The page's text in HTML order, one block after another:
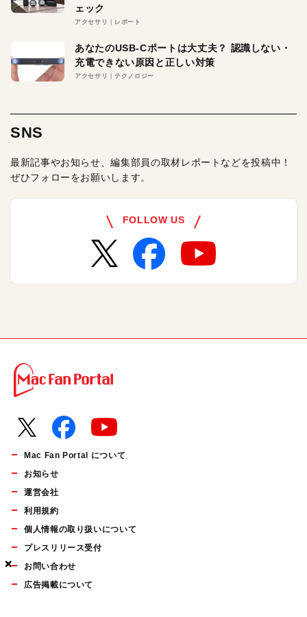
×
×
×
ェック
アクセサリ レポート
あなたのUSB-Cポートは大丈夫？ 認識しない・
充電できない原因と正しい対策
アクセサリ テクノロジー
SNS
最新記事やお知らせ、編集部員の取材レポートなどを投稿中！
ぜひフォローをお願いします。
FOLLOW US
Mac Fan Portal について
お知らせ
運営会社
利用規約
個人情報の取り扱いについて
プレスリリース受付
お問い合わせ
広告掲載について